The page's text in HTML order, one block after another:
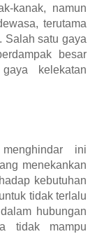
kanak, namun
terutama
Salah satu gaya
besar
kelekatan
menghindar ini
menekankan
kebutuhan
tidak terlalu
hubungan
tidak mampu